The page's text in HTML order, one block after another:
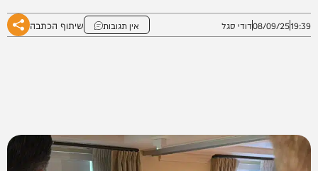
19:39
08/09/25דודי סגל אין תגובות שיתוף הכתבה